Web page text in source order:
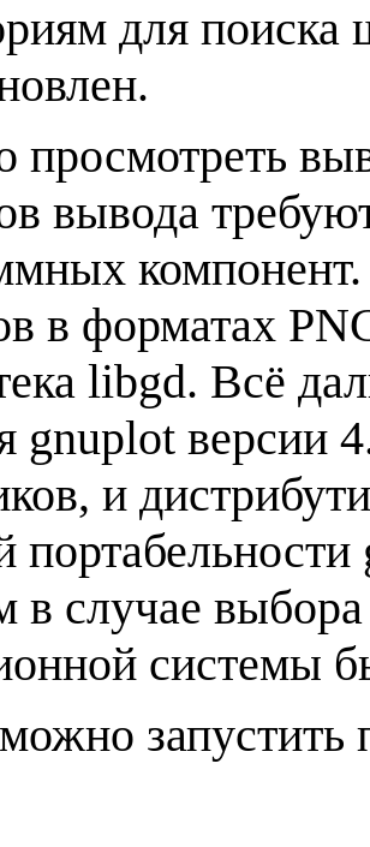
для
просмотреть
вывода
в форматах
libgd. Всё
gnuplot версии
и
в случае
системы
запустить